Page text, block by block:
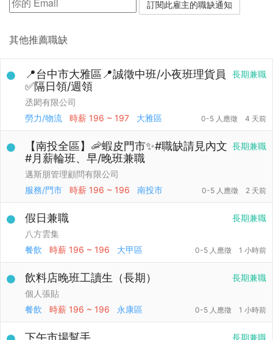
其他推薦職缺
長期兼職
📍台中市大雅區📍誠徵中班/小夜班理貨員
✅隔日領/週領
丞閎有限公司
勞力/物流
時薪 196 ~ 197 大雅區 0-5 人應徵 4 天前
長期兼職
【南投全區】🦐蝦皮門市✨#職缺請見內文
#月薪輪班、早/晚班兼職
邁斯朋管理顧問有限公司
服務/門市
時薪 196 ~ 196 南投市 0-5 人應徵 2 天前
長期兼職
假日兼職
八方雲集
餐飲
時薪 196 ~ 196 大甲區 0-5 人應徵 1 小時前
長期兼職
飲料店晚班工讀生（長期）
個人張貼
餐飲
時薪 196 ~ 196 永康區 0-5 人應徵 1 小時前
長期兼職
下午市場幫手